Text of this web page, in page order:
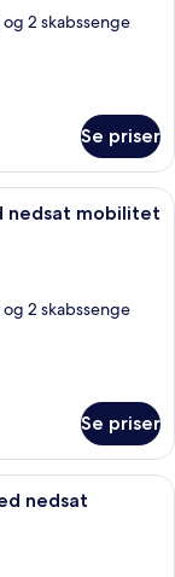
2 skabssenge
Se priser
værelset, strygejern/
nedsat mobilitet
2 skabssenge
Se priser
med en stor seng,
nedsat